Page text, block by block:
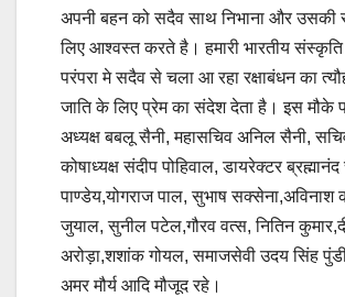
अपनी बहन को सदैव साथ निभाना और उसकी
लिए आश्वस्त करते है। हमारी भारतीय
परंपरा मे सदैव से चला आ रहा रक्षाबंधन का
जाति के लिए प्रेम का संदेश देता है। इस मौके
अध्यक्ष बबलू सैनी, महासचिव अनिल सैनी,
कोषाध्यक्ष संदीप पोहिवाल, डायरेक्टर
पाण्डेय,योगराज पाल, सुभाष सक्सेना,अविनाश
जुयाल, सुनील पटेल,गौरव वत्स, नितिन
अरोड़ा,शशांक गोयल, समाजसेवी उदय सिंह
अमर मौर्य आदि मौजूद रहे।